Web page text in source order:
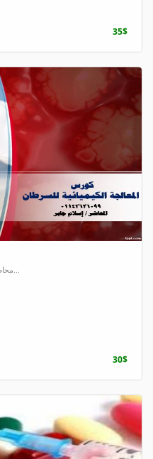
35$
محاضر مادة الكيمياء وباحث في الطاقة...
30$